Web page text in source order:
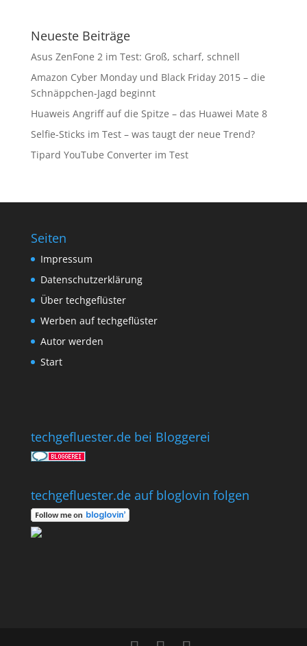
Neueste Beiträge
Asus ZenFone 2 im Test: Groß, scharf, schnell
Amazon Cyber Monday und Black Friday 2015 – die
Schnäppchen-Jagd beginnt
Huaweis Angriff auf die Spitze – das Huawei Mate 8
Selfie-Sticks im Test – was taugt der neue Trend?
Tipard YouTube Converter im Test
Seiten
Impressum
Datenschutzerklärung
Über techgeflüster
Werben auf techgeflüster
Autor werden
Start
techgefluester.de bei Bloggerei
techgefluester.de auf bloglovin folgen